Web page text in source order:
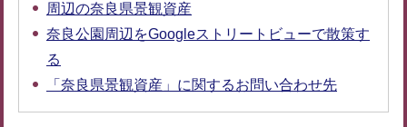
周辺の奈良県景観資産
奈良公園周辺をGoogleストリートビューで散策す
る
「奈良県景観資産」に関するお問い合わせ先